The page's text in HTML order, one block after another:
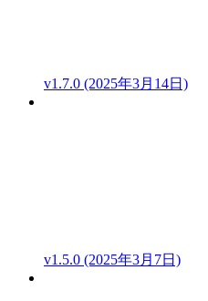
v1.7.0 (2025年3月14日)
v1.5.0 (2025年3月7日)